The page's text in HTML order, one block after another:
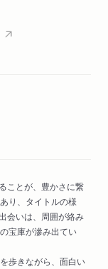
ことが、豊かさに繋
り、タイトルの様
会いは、周囲が絡み
宝庫が滲み出てい
歩きながら、面白い